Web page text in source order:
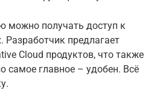
можно получать доступ к
предлагает
Cloud продуктов, что также
самое главное – удобен. Всё